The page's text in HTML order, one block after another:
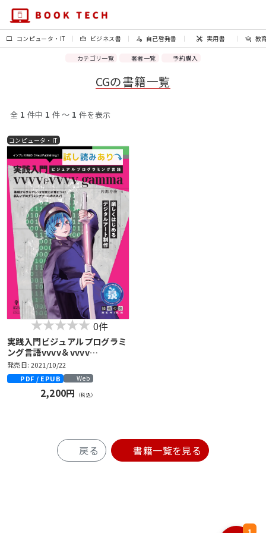
コンピュータ・IT ビジネス書 自己啓発書 実用書 教
カテゴリ一覧 著者一覧 予約購入
CGの書籍一覧
全 1 件中 1 件 〜 1 件を表示
コンピュータ・IT
0件
実践入門ビジュアルプログラミ
ング言語vvvv＆vvvv
gamma 楽しくはじめるデジ
タルアート制作
発売日: 2021/10/22
PDF / EPUB
Web
2,200円 （税込）
戻る 書籍一覧を見る